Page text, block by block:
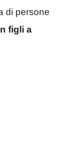
di persone
figli a